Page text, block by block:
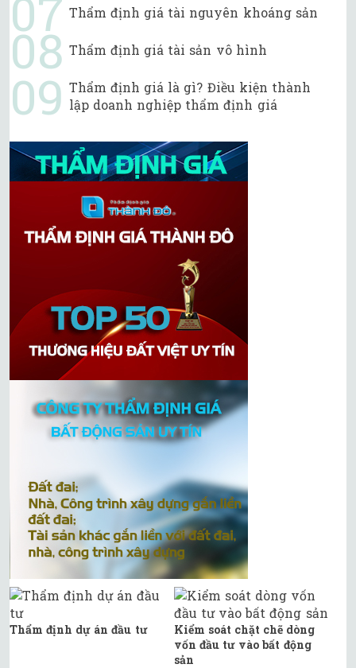
Thẩm định giá tài nguyên khoáng sản
Thẩm định giá tài sản vô hình
Thẩm định giá là gì? Điều kiện thành
lập doanh nghiệp thẩm định giá
Thẩm định dự án đầu tư
Kiểm soát chặt chẽ dòng
vốn đầu tư vào bất động
sản